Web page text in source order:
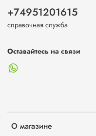
О магазине
+74951201615
справочная служба
Оставайтесь на связи